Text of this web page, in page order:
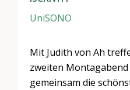
UniSONO
Mit Judith von Ah
zweiten
gemeinsam die